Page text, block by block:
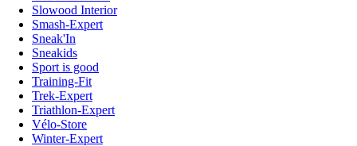
Slowood Interior
Smash-Expert
Sneak'In
Sneakids
Sport is good
Training-Fit
Trek-Expert
Triathlon-Expert
Vélo-Store
Winter-Expert